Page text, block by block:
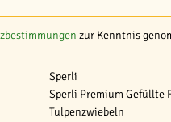
zur Kenntnis
Sperli
Sperli Premium Gefüllte
Tulpenzwiebeln